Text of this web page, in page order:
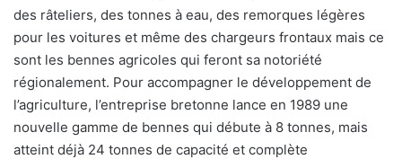
des râteliers, des tonnes à eau, des remorques légères
pour les voitures et même des chargeurs frontaux mais ce
sont les bennes agricoles qui feront sa notoriété
régionalement. Pour accompagner le développement de
l’agriculture, l’entreprise bretonne lance en 1989 une
nouvelle gamme de bennes qui débute à 8 tonnes, mais
atteint déjà 24 tonnes de capacité et complète